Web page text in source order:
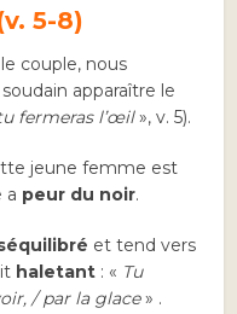
5-8)
couple, nous
apparaître le
fermeras l’œil», v. 5).
jeune femme est
a peur du noir.
et tend vers
haletant : « Tu
/ par la glace» .